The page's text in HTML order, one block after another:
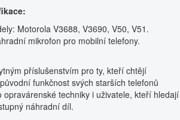
Motorola V3688, V3690, V50, V51.
mikrofon pro mobilní telefony.
příslušenstvím pro ty, kteří chtějí
funkčnost svých starších telefonů
opravárenské techniky i uživatele, kteří hledají
náhradní díl.